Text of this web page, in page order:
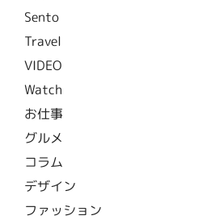
Sento
Travel
VIDEO
Watch
お仕事
グルメ
コラム
デザイン
ファッション